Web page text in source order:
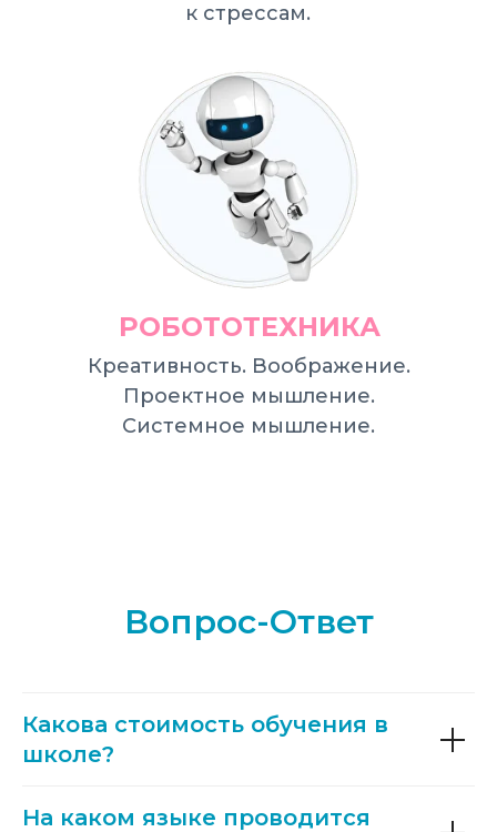
к стрессам.
РОБОТОТЕХНИКА
Креативность. Воображение.
Проектное мышление.
Системное мышление.
Вопрос-Ответ
Какова стоимость обучения в
школе?
На каком языке проводится